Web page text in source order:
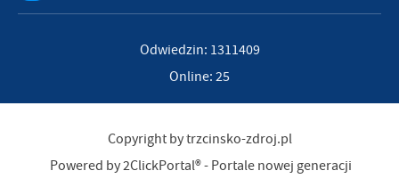
Odwiedzin: 1311409
Online: 25
Copyright by trzcinsko-zdroj.pl
Powered by2ClickPortal®- Portale nowej generacji